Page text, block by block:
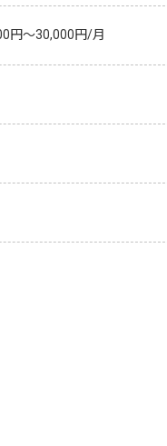
円～30,000円/月